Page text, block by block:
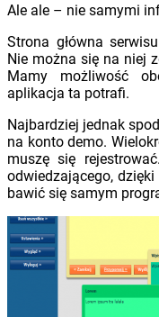
Ale ale – nie samymi
Strona główna
Nie można się na niej
Mamy możliwość
aplikacja ta potrafi.
Najbardziej jednak
na konto demo.
muszę się
odwiedzającego,
bawić się samym